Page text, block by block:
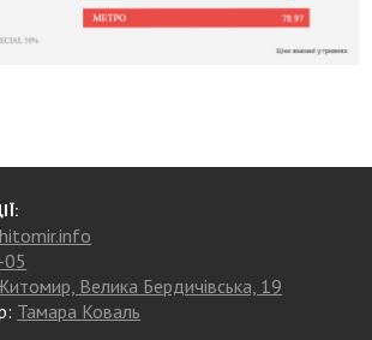
Велика Бердичівська, 19
Тамара Коваль